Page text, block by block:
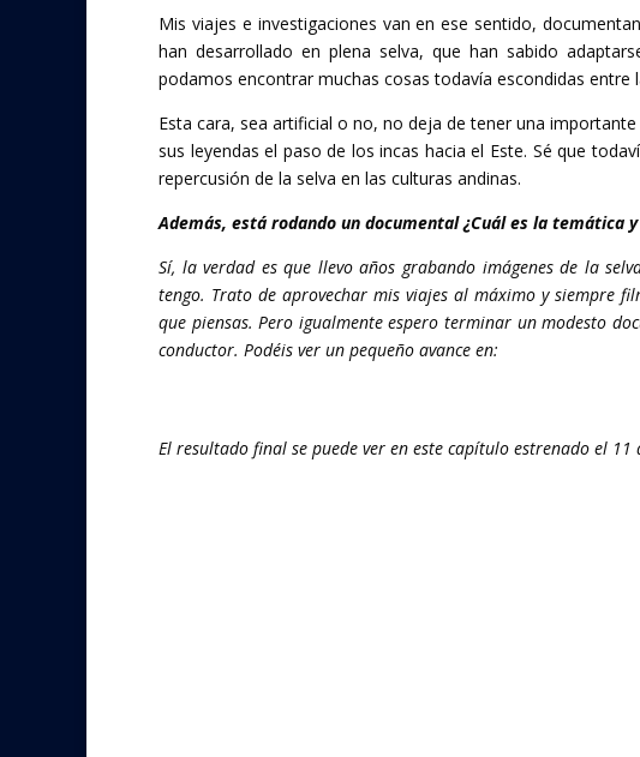
Mis viajes e investigaciones van en ese sentido,
han desarrollado en plena selva, que han sabido
podamos encontrar muchas cosas todavía escondidas entre
Esta cara, sea artificial o no, no deja de tener una
sus leyendas el paso de los incas hacia el Este. Sé que
repercusión de la selva en las culturas andinas.
Además, está rodando un documental ¿Cuál es la temática
Sí, la verdad es que llevo años grabando imágenes de la
tengo. Trato de aprovechar mis viajes al máximo y siempre
que piensas. Pero igualmente espero terminar un modesto
conductor. Podéis ver un pequeño avance en:
El resultado final se puede ver en este capítulo estrenado el 11